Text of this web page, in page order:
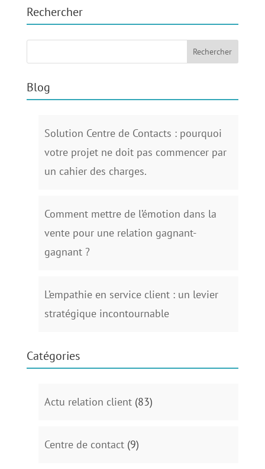
Rechercher
Blog
Solution Centre de Contacts : pourquoi
votre projet ne doit pas commencer par
un cahier des charges.
Comment mettre de l’émotion dans la
vente pour une relation gagnant-
gagnant ?
L’empathie en service client : un levier
stratégique incontournable
Catégories
Actu relation client(83)
Centre de contact(9)